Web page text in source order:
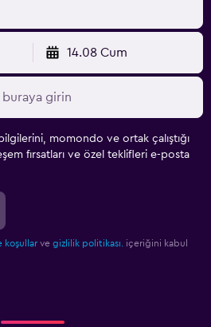
14.08 Cum
momondo ve ortak çalıştığı
fırsatları ve özel teklifleri e-posta
koşullar ve gizlilik politikası.
içeriğini kabul